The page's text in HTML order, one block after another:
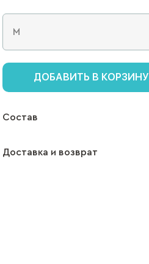
ДОБАВИТЬ В КОРЗИНУ
Состав
Доставка и возврат